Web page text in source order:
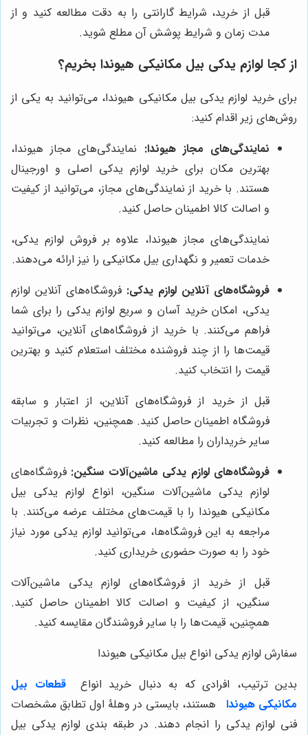
قبل از خرید، شرایط گارانتی را به دقت مطالعه کنید و از
مدت زمان و شرایط پوشش آن مطلع شوید.
از کجا لوازم یدکی بیل مکانیکی هیوندا بخریم؟
برای خرید لوازم یدکی بیل مکانیکی هیوندا، می‌توانید به یکی از
روش‌های زیر اقدام کنید:
نمایندگی‌های مجاز هیوندا: نمایندگی‌های مجاز هیوندا،
بهترین مکان برای خرید لوازم یدکی اصلی و اورجینال
هستند. با خرید از نمایندگی‌های مجاز، می‌توانید از کیفیت
و اصالت کالا اطمینان حاصل کنید.
نمایندگی‌های مجاز هیوندا، علاوه بر فروش لوازم یدکی،
خدمات تعمیر و نگهداری بیل مکانیکی را نیز ارائه می‌دهند.
فروشگاه‌های آنلاین لوازم یدکی: فروشگاه‌های آنلاین لوازم
یدکی، امکان خرید آسان و سریع لوازم یدکی را برای شما
فراهم می‌کنند. با خرید از فروشگاه‌های آنلاین، می‌توانید
قیمت‌ها را از چند فروشنده مختلف استعلام کنید و بهترین
قیمت را انتخاب کنید.
قبل از خرید از فروشگاه‌های آنلاین، از اعتبار و سابقه
فروشگاه اطمینان حاصل کنید. همچنین، نظرات و تجربیات
سایر خریداران را مطالعه کنید.
فروشگاه‌های لوازم یدکی ماشین‌آلات سنگین: فروشگاه‌های
لوازم یدکی ماشین‌آلات سنگین، انواع لوازم یدکی بیل
مکانیکی هیوندا را با قیمت‌های مختلف عرضه می‌کنند. با
مراجعه به این فروشگاه‌ها، می‌توانید لوازم یدکی مورد نیاز
خود را به صورت حضوری خریداری کنید.
قبل از خرید از فروشگاه‌های لوازم یدکی ماشین‌آلات
سنگین، از کیفیت و اصالت کالا اطمینان حاصل کنید.
همچنین، قیمت‌ها را با سایر فروشندگان مقایسه کنید.
سفارش لوازم یدکی انواع بیل مکانیکی هیوندا
بدین ترتیب، افرادی که به دنبال خرید انواع
قطعات بیل
مکانیکی هیوندا
هستند، بایستی در وهلۀ اول تطابق مشخصات
فنی لوازم یدکی را انجام دهند. در طبقه بندی لوازم یدکی بیل